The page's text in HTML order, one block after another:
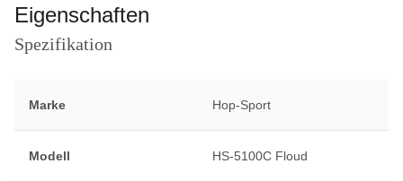
Eigenschaften
Spezifikation
Marke Hop-Sport
Modell HS-5100C Floud